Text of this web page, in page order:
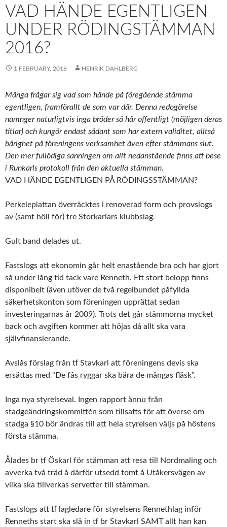
VAD HÄNDE EGENTLIGEN
UNDER RÖDINGSTÄMMAN
2016?
1 FEBRUARY, 2016 HENRIK DAHLBERG
Många frågar sig vad som hände på föregående stämma
egentligen, framförallt de som var där. Denna redogörelse
namnger naturligtvis inga bröder så här offentligt (möjligen deras
titlar) och kungör endast sådant som har extern validitet, alltså
bärighet på föreningens verksamhet även efter stämmans slut.
Den mer fullödiga sanningen om allt nedanstående finns att bese
i Runkarls protokoll från den aktuella stämman.
VAD HÄNDE EGENTLIGEN PÅ RÖDINGSSTÄMMAN?
Perkeleplattan överräcktes i renoverad form och provslogs
av (samt höll för) tre Storkarlars klubbslag.
Gult band delades ut.
Fastslogs att ekonomin går helt enastående bra och har gjort
så under lång tid tack vare Renneth. Ett stort belopp finns
disponibelt (även utöver de två regelbundet påfyllda
säkerhetskonton som föreningen upprättat sedan
investeringarnas år 2009). Trots det går stämmorna mycket
back och avgiften kommer att höjas då allt ska vara
självfinansierande.
Avslås förslag från tf Stavkarl att föreningens devis ska
ersättas med “De fås ryggar ska bära de mångas fläsk”.
Inga nya styrelseval. Ingen rapport ännu från
stadgeändringskommittén som tillsatts för att överse om
stadga §10 bör ändras till att hela styrelsen väljs på höstens
första stämma.
Ålades br tf Öskarl för stämman att resa till Nordmaling och
avverka två träd å därför utsedd tomt å Utåkersvägen av
vilka ska tillverkas servetter till stämman.
Fastslogs att tf lagledare för styrelsens Rennethlag inför
Renneths start ska slå in tf br Stavkarl SAMT allt han kan